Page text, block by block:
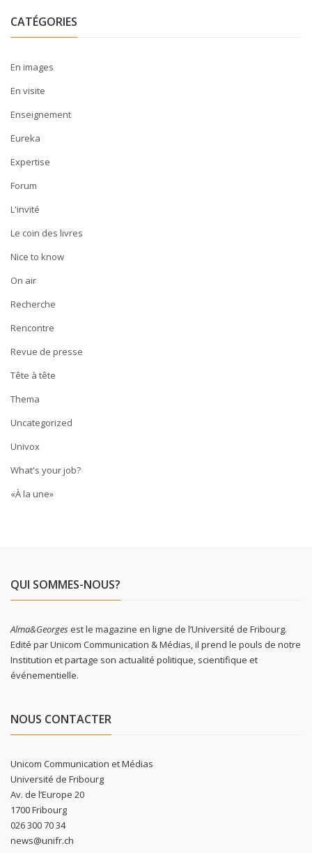
CATÉGORIES
En images
En visite
Enseignement
Eureka
Expertise
Forum
L'invité
Le coin des livres
Nice to know
On air
Recherche
Rencontre
Revue de presse
Tête à tête
Thema
Uncategorized
Univox
What's your job?
«À la une»
QUI SOMMES-NOUS?
Alma&Georgesest le magazine en ligne de l’Université de Fribourg.
Edité par Unicom Communication & Médias, il prend le pouls de notre
Institution et partage son actualité politique, scientifique et
événementielle.
NOUS CONTACTER
Unicom Communication et Médias
Université de Fribourg
Av. de l’Europe 20
1700 Fribourg
026 300 70 34
news@unifr.ch